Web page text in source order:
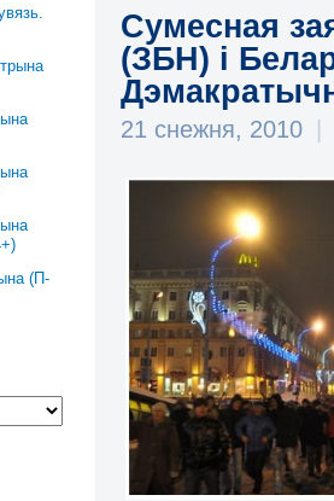
Сумесная
(ЗБН) і
21 снежня, 2010 |
(П-